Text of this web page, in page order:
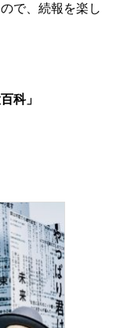
で、続報を楽し
科」